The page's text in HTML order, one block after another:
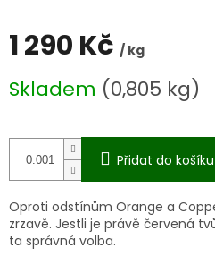
1 290 Kč / kg
cena:
Skladem (0,805 kg)
Přidat do košíku
Oproti odstínům Orange a
zrzavě. Jestli je právě červená
ta správná volba.